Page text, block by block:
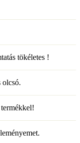
tökéletes !
olcsó.